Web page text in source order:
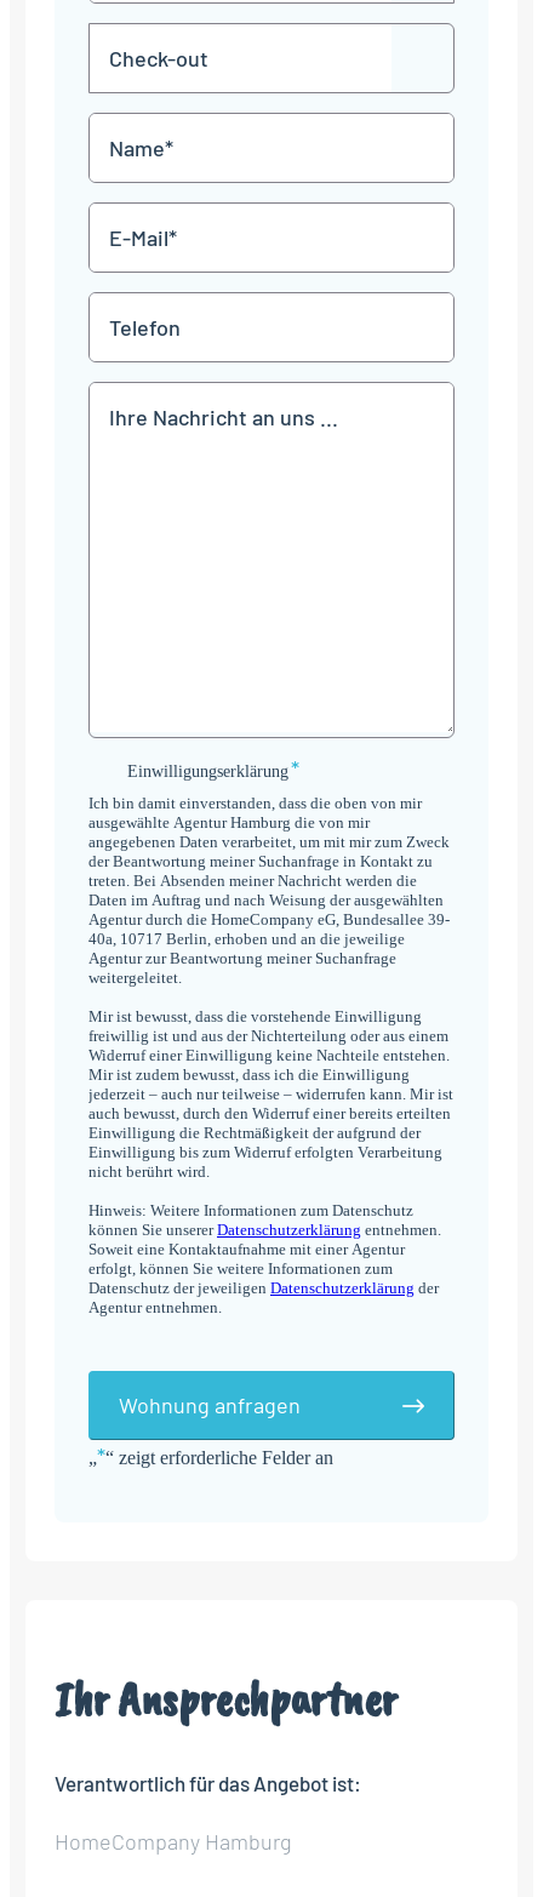
„*“ zeigt erforderliche Felder an
MM
JJJJ
TT
Punkt
MM
JJJJ
Mail
*
Einwilligungserklärung
Einwilligungserklärung*
Ich bin damit einverstanden, dass die oben von mir
ausgewählte Agentur Hamburg die von mir
angegebenen Daten verarbeitet, um mit mir zum Zweck
der Beantwortung meiner Suchanfrage in Kontakt zu
treten. Bei Absenden meiner Nachricht werden die
Daten im Auftrag und nach Weisung der ausgewählten
Agentur durch die HomeCompany eG, Bundesallee 39-
40a, 10717 Berlin, erhoben und an die jeweilige
Agentur zur Beantwortung meiner Suchanfrage
weitergeleitet.
Mir ist bewusst, dass die vorstehende Einwilligung
freiwillig ist und aus der Nichterteilung oder aus einem
Widerruf einer Einwilligung keine Nachteile entstehen.
Mir ist zudem bewusst, dass ich die Einwilligung
jederzeit – auch nur teilweise – widerrufen kann. Mir ist
auch bewusst, durch den Widerruf einer bereits erteilten
Einwilligung die Rechtmäßigkeit der aufgrund der
Einwilligung bis zum Widerruf erfolgten Verarbeitung
nicht berührt wird.
Hinweis: Weitere Informationen zum Datenschutz
können Sie unsererDatenschutzerklärung entnehmen.
Soweit eine Kontaktaufnahme mit einer Agentur
erfolgt, können Sie weitere Informationen zum
Datenschutz der jeweiligen Datenschutzerklärung der
Agentur entnehmen.
Wohnung anfragen
Ihr Ansprechpartner
Verantwortlich für das Angebot ist:
HomeCompany Hamburg